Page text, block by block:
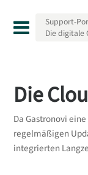
Support-
Die digitale
Die
Da Gastronovi
regelmäßigen
integrierten